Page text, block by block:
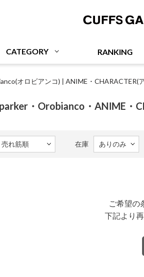
CATEGORY RANKING
オロビアンコ) | ANIME・CHARACTER(
・Orobianco・ANIME・
在庫
ご希望の
下記より